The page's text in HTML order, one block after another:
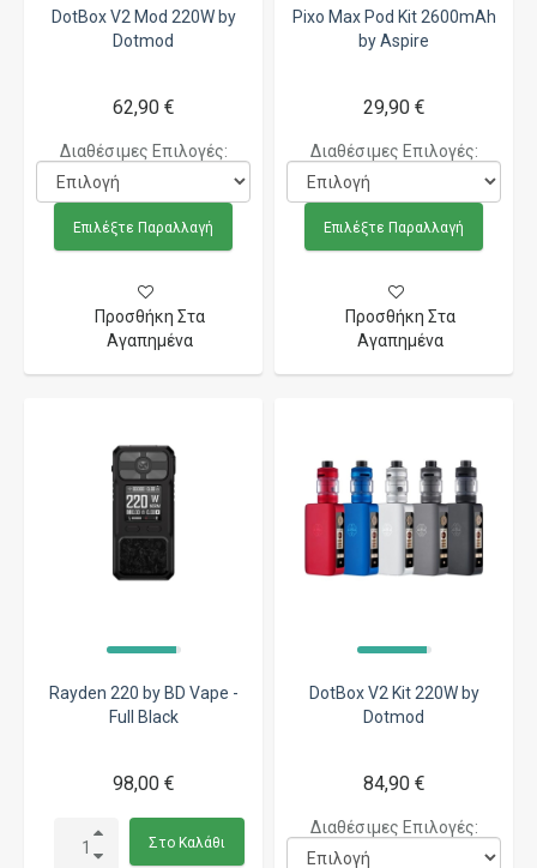
DotBox V2 Mod 220W by
Dotmod
62,90 €
Διαθέσιμες Επιλογές:
Επιλέξτε Παραλλαγή
Προσθήκη Στα
Αγαπημένα
Pixo Max Pod Kit 2600mAh
by Aspire
29,90 €
Διαθέσιμες Επιλογές:
Επιλέξτε Παραλλαγή
Προσθήκη Στα
Αγαπημένα
Rayden 220 by BD Vape -
Full Black
98,00 €
Στο Καλάθι
DotBox V2 Kit 220W by
Dotmod
84,90 €
Διαθέσιμες Επιλογές: